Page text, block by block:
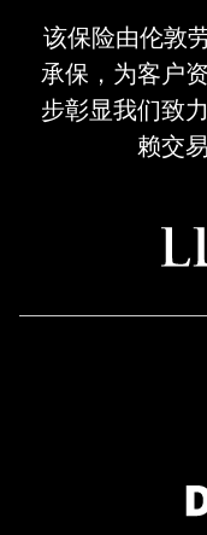
该保险由伦敦
承保，为客户
步彰显我们致
赖交